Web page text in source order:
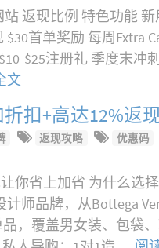
返现比例 特色功能
首单奖励 每周Extra
$25注册礼 季度末冲
文
扣+高达12%返
返现攻略 优惠码
你省上加省 为什么选择
师品牌，从Bottega
，覆盖男女装、包袋